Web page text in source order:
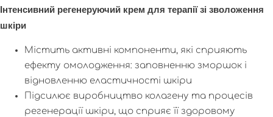
ПЕПТИДАМИ
Інтенсивний регенеруючий крем для терапії зі зволоження
шкіри
Містить активні компоненти, які сприяють
ефекту омолодження: заповненню зморшок і
відновленню еластичності шкіри
Підсилює виробництво колагену та процесів
регенерації шкіри, що сприяє її здоровому